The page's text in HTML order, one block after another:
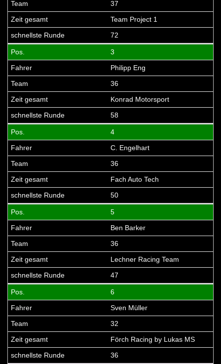
37
Team Project 1
72
3
Philipp Eng
36
Konrad Motorsport
58
4
C. Engelhart
36
Fach Auto Tech
50
5
Ben Barker
36
Lechner Racing Team
47
6
Sven Müller
32
Förch Racing by Lukas MS
36